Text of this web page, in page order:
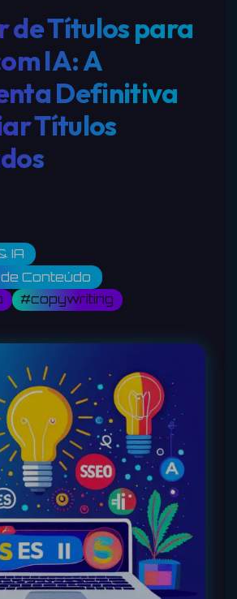
de Títulos para
IA: A
Definitiva
Títulos
IA
Conteúdo
#copywriting